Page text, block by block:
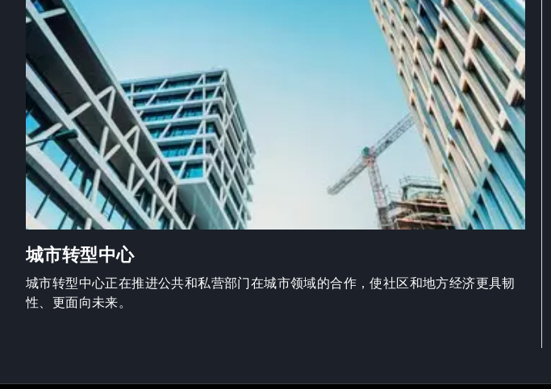
城市转型中心
城市转型中心正在推进公共和私营部门在城市领域的合作，使社区和地方经济更具韧
性、更面向未来。